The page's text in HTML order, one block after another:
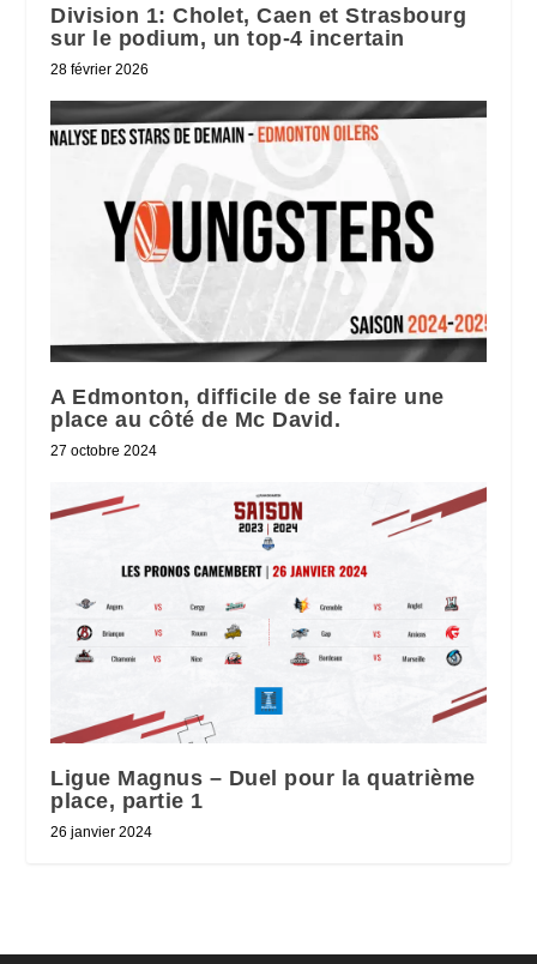
Division 1: Cholet, Caen et Strasbourg
sur le podium, un top-4 incertain
28 février 2026
A Edmonton, difficile de se faire une
place au côté de Mc David.
27 octobre 2024
Ligue Magnus – Duel pour la quatrième
place, partie 1
26 janvier 2024